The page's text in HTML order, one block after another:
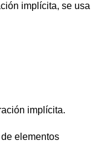
implícita, se usa
implícita.
elementos